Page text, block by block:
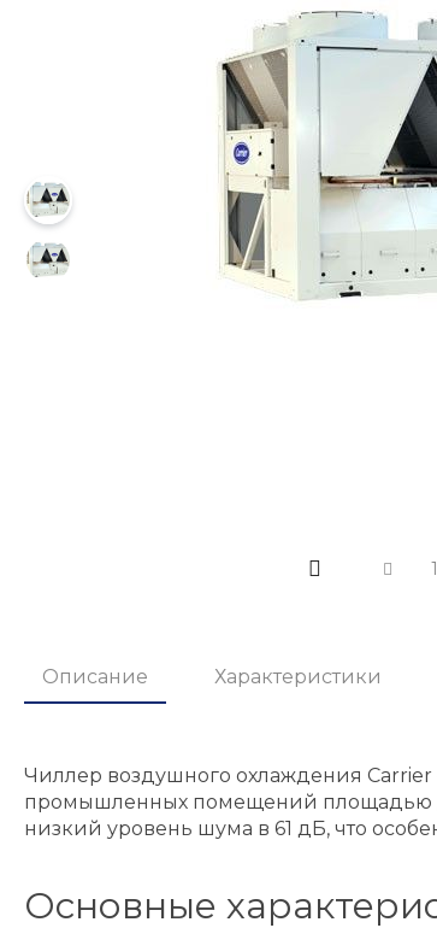
1
Описание Характеристики
Чиллер воздушного охлаждения
промышленных помещений площадью
низкий уровень шума в 61 дБ, что
Основные